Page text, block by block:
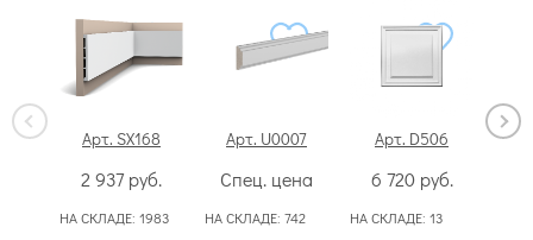
Арт. SX168
2 937руб.
НА СКЛАДЕ: 1983
Арт. U0007
Спец. цена
НА СКЛАДЕ: 742
Арт. D506
6 720 руб.
НА СКЛАДЕ: 13